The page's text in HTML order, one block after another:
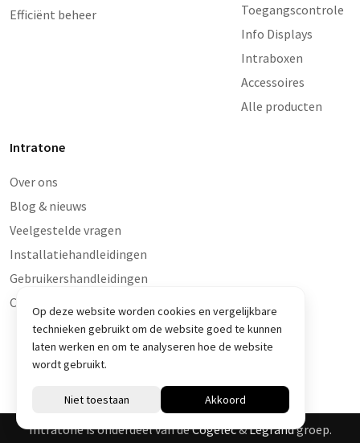
Efficiënt beheer
Toegangscontrole
Info Displays
Intraboxen
Accessoires
Alle producten
Intratone
Over ons
Blog & nieuws
Veelgestelde vragen
Installatiehandleidingen
Gebruikershandleidingen
Contact en storingen
© Intratone 2026
Intratone is onderdeel van deCogelec&Legrandgroep.
Op deze website worden cookies en vergelijkbare
technieken gebruikt om de website goed te kunnen
laten werken en om te analyseren hoe de website
wordt gebruikt.